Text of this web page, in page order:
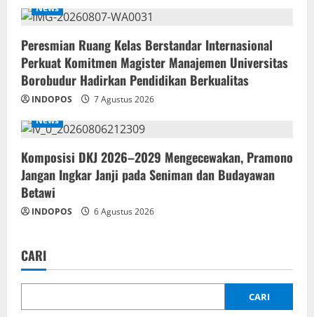
News
Peresmian Ruang Kelas Berstandar Internasional
Perkuat Komitmen Magister Manajemen Universitas
Borobudur Hadirkan Pendidikan Berkualitas
INDOPOS
7 Agustus 2026
News
Komposisi DKJ 2026–2029 Mengecewakan, Pramono
Jangan Ingkar Janji pada Seniman dan Budayawan
Betawi
INDOPOS 6 Agustus 2026
CARI
CARI